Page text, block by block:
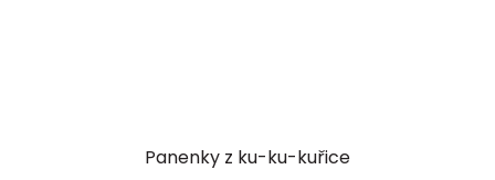
Panenky z ku-ku-kuřice